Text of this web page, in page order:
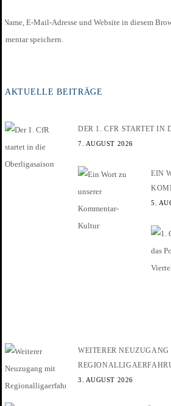
Name, E-Mail-Adresse und Website in diesem
speichern.
AKTUELLE BEITRÄGE
DER 1. CFR STARTET IN
7. AUGUST 2026
EIN
5.
WEITERER
3. AUGUST 2026